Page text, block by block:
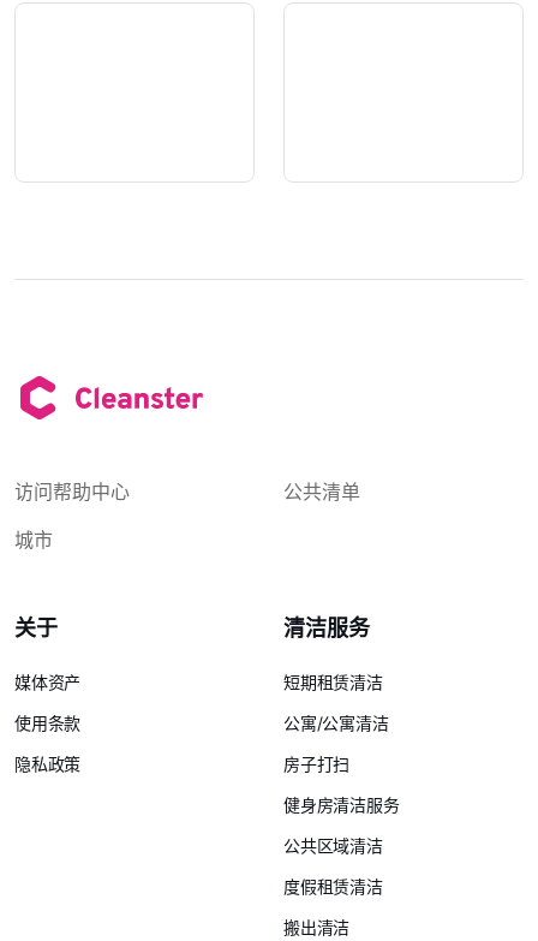
访问帮助中心
公共清单
城市
关于
媒体资产
使用条款
隐私政策
清洁服务
短期租赁清洁
公寓/公寓清洁
房子打扫
健身房清洁服务
公共区域清洁
度假租赁清洁
搬出清洁